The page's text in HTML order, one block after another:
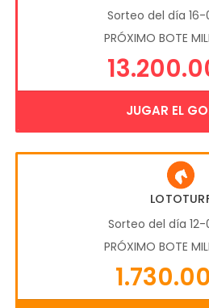
Sorteo del día
PRÓXIMO BOTE
JUGAR EL
Sorteo del día
PRÓXIMO BOTE